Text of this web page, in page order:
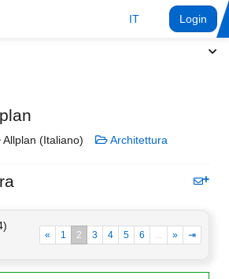
IT Login
Allplan (Italiano) Architettura
« 1 2 3 4 5 6 ... » ⇥